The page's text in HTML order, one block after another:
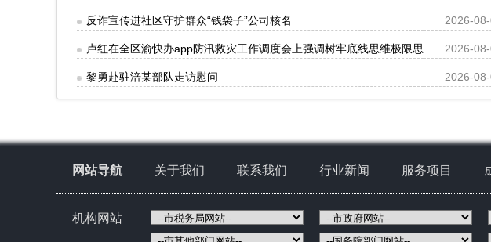
反诈宣传进社区守护群众“钱袋子”公司核名 2026-
卢红在全区渝快办app防汛救灾工作调度会上强调树牢底线思维极限思维扎实有效
2026-
黎勇赴驻涪某部队走访慰问 2026-
网站导航 关于我们 联系我们 行业新闻 服务项目
机构网站